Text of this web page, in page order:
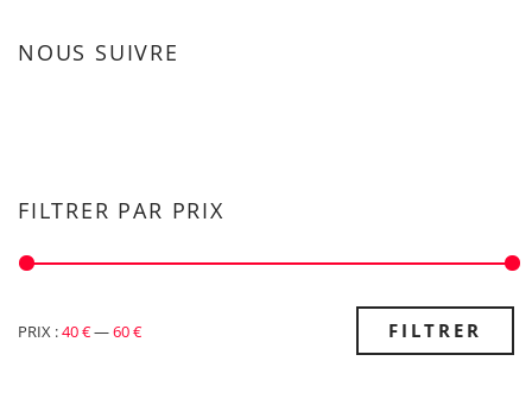
NOUS SUIVRE
FILTRER PAR PRIX
PRIX
PRIX
FILTRER
PRIX :40 €—60 €